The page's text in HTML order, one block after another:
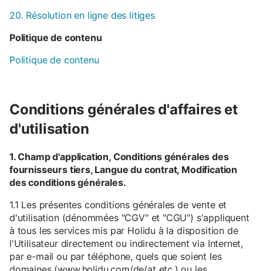
20. Résolution en ligne des litiges
Politique de contenu
Politique de contenu
Conditions générales d'affaires et
d'utilisation
1. Champ d'application, Conditions générales des
fournisseurs tiers, Langue du contrat, Modification
des conditions générales.
1.1 Les présentes conditions générales de vente et
d'utilisation (dénommées "CGV" et "CGU") s'appliquent
à tous les services mis par Holidu à la disposition de
l'Utilisateur directement ou indirectement via Internet,
par e-mail ou par téléphone, quels que soient les